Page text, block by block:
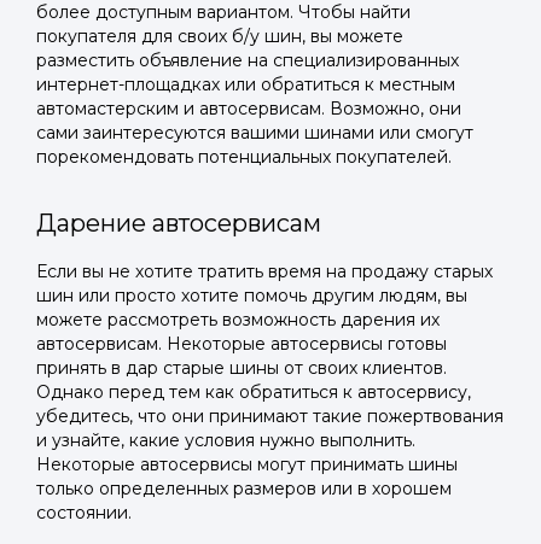
более доступным вариантом. Чтобы найти
покупателя для своих б/у шин, вы можете
разместить объявление на специализированных
интернет-площадках или обратиться к местным
автомастерским и автосервисам. Возможно, они
сами заинтересуются вашими шинами или смогут
порекомендовать потенциальных покупателей.
Дарение автосервисам
Если вы не хотите тратить время на продажу старых
шин или просто хотите помочь другим людям, вы
можете рассмотреть возможность дарения их
автосервисам. Некоторые автосервисы готовы
принять в дар старые шины от своих клиентов.
Однако перед тем как обратиться к автосервису,
убедитесь, что они принимают такие пожертвования
и узнайте, какие условия нужно выполнить.
Некоторые автосервисы могут принимать шины
только определенных размеров или в хорошем
состоянии.